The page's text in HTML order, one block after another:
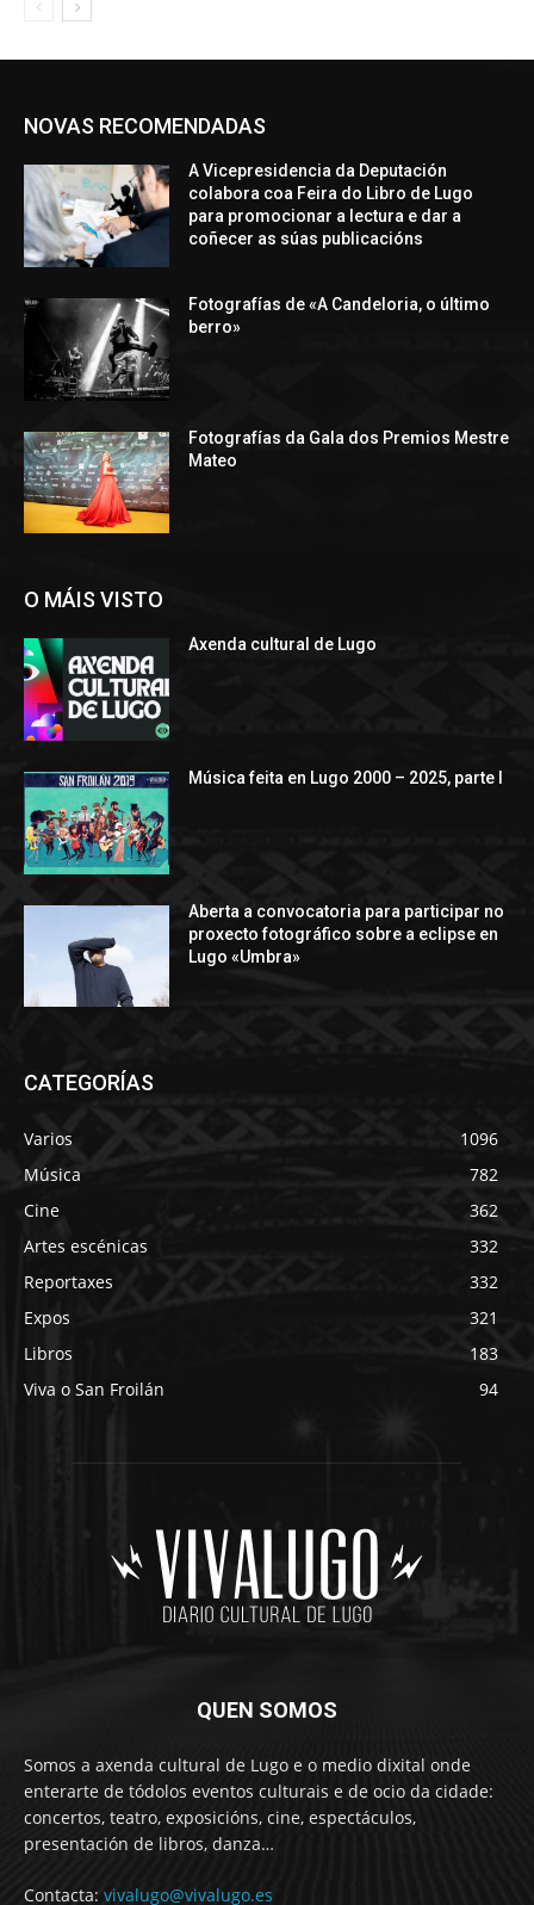
NOVAS RECOMENDADAS
A Vicepresidencia da Deputación
colabora coa Feira do Libro de Lugo
para promocionar a lectura e dar a
coñecer as súas publicacións
Fotografías de «A Candeloria, o último
berro»
Fotografías da Gala dos Premios Mestre
Mateo
O MÁIS VISTO
Axenda cultural de Lugo
Música feita en Lugo 2000 – 2025, parte I
Aberta a convocatoria para participar no
proxecto fotográfico sobre a eclipse en
Lugo «Umbra»
CATEGORÍAS
Varios
1096
Música
782
Cine
362
Artes escénicas
332
Reportaxes
332
Expos
321
Libros
183
Viva o San Froilán
94
QUEN SOMOS
Somos a axenda cultural de Lugo e o medio dixital onde
enterarte de tódolos eventos culturais e de ocio da cidade:
concertos, teatro, exposicións, cine, espectáculos,
presentación de libros, danza…
Contacta: vivalugo@vivalugo.es